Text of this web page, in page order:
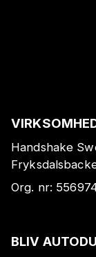
Handshake
Org. nr:
BLIV